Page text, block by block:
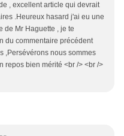
, excellent article qui devrait
.Heureux hasard j'ai eu une
de Mr Haguette , je te
du commentaire précédent
,Persévérons nous sommes
repos bien mérité <br /> <br />